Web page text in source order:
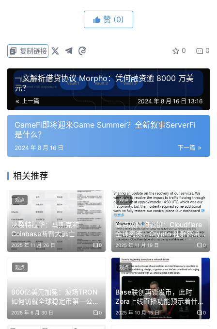
两大华尔街巨头都偏爱贝莱德的iShares比特币信托基金
富达的Wise Origin比特币ETF（FBTC）和Invesco Galaxy
比特币ETF（BTCO）的股份，以及其他一些产品。
“很明显，机构对现货比特币ETF的采用速度在继续加快，”
ETF Store总裁Nate Geraci表示。“一般来说，机构投资者
往往有非常严格的尽职调查流程，这可能会延长任何类型投
资的采用周期。机构投资者涉足现货比特币ETF的速度令人
惊叹。”
少数几家知名对冲基金继续持有比特币ETF的股份，其中包
括Izzy Englander的Millennium Management，尽管该基
金将其在[某基金]的持股从上季度的39,000股减少到
26,000股，价值从[美元金额]下降到[美元金额]。
值得注意的是，Paul Singer的Elliott Management在第一
季度末披露了其在贝莱德IBIT中的1200万美元持股，但到最
新的6月30日报告日期，该公司已经完全退出了这一头寸。
在第一季度末，另一个引人关注的持有者是威斯康星州养老
金基金，该基金在上季度加倍增持了其在IBIT中的头寸，额
赞 (0)
0 0
复制链接
一文解析借贷协议 Morpho：凭何融资逾 8000 万美
元？
上一篇 2024 年 8 月 16 日 13:16
GameFi即将迎来Game Summer？全新叙事ServerFi
是什么？
下一篇
2024 年 8 月 16 日
相关推荐
决裂特拉华：马斯克和
Coinbase断臂大逃亡
2025 年 11 月 26 日 0
观点
单点故障的恐惧：Cloudflare
全球瘫痪，Crypto 社群怒吼
「去中心化才是唯一解！」
2025 年 11 月 19 日 0
观点
800亿美元加冕：波场TRON
如何铸就全球稳定币第一公
链？
2025 年 6 月 30 日 0
观点
Base联创再谈发币，此时
Zora上线直播功能预示着什
么？
2025 年 10 月 15 日 0
观点